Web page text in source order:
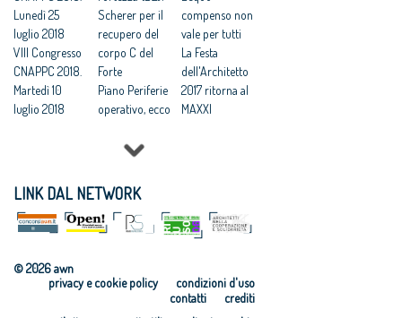
investire sulle
politiche
urbane di
lungo termine»
politica
nazionale per
le città”
Riuso delle
periferie: focus
sulle “Capitali
Architettura: al
via a Cortina la
Biennale
“Barbara
Cappochin”
Lunedì 25
luglio 2018
VIII Congresso
CNAPPC 2018.
Martedì 10
luglio 2018
2018
VIII Congresso
CNAPPC 2018.
luglio 2018
VIII Congresso
Scherer per il
recupero del
corpo C del
Forte
Piano Periferie
operativo, ecco
finanziati
periferie,
Minniti:
«Proposte da
integrate per le
compenso non
vale per tutti
La Festa
dell'Architetto
2017 ritorna al
MAXXI
innovazione
culturale'
dell’Architetto
2017 - Una
LINK DAL NETWORK
© 2026 awn
condizioni d'uso
privacy e cookie policy
crediti
contatti